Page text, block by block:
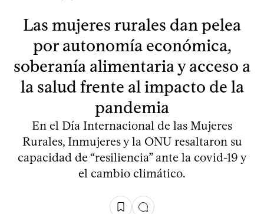
Las mujeres rurales dan pelea
por autonomía económica,
soberanía alimentaria y acceso a
la salud frente al impacto de la
pandemia
En el Día Internacional de las Mujeres
Rurales, Inmujeres y la ONU resaltaron su
capacidad de “resiliencia” ante la covid-19 y
el cambio climático.